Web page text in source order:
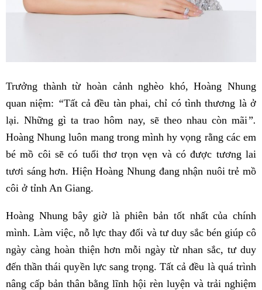
Trưởng thành từ hoàn cảnh nghèo khó, Hoàng Nhung
quan niệm: “Tất cả đều tàn phai, chỉ có tình thương là ở
lại. Những gì ta trao hôm nay, sẽ theo nhau còn mãi”.
Hoàng Nhung luôn mang trong mình hy vọng rằng các em
bé mồ côi sẽ có tuổi thơ trọn vẹn và có được tương lai
tươi sáng hơn. Hiện Hoàng Nhung đang nhận nuôi trẻ mồ
côi ở tỉnh An Giang.
Hoàng Nhung bây giờ là phiên bản tốt nhất của chính
mình. Làm việc, nỗ lực thay đổi và tư duy sắc bén giúp cô
ngày càng hoàn thiện hơn mỗi ngày từ nhan sắc, tư duy
đến thần thái quyền lực sang trọng. Tất cả đều là quá trình
nâng cấp bản thân bằng lĩnh hội rèn luyện và trải nghiệm